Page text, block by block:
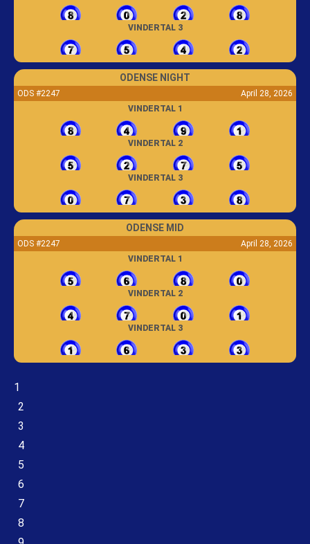
VINDERTAL 3
ODENSE NIGHT
ODS #2247
April 28, 2026
VINDERTAL 1
VINDERTAL 2
VINDERTAL 3
ODENSE MID
ODS #2247
April 28, 2026
VINDERTAL 1
VINDERTAL 2
VINDERTAL 3
1
2
3
4
5
6
7
8